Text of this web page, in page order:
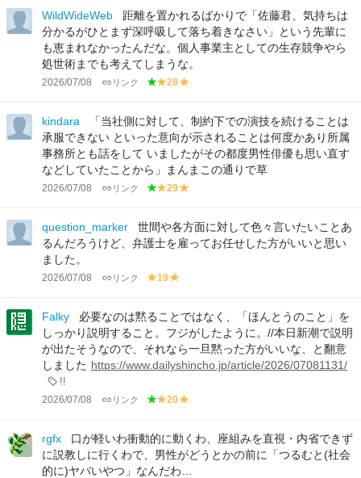
e
e
n
e
e
n
lo
w
lo
w
WildWideWeb
距離を置かれるばかりで「佐藤君、気持ちは
分かるがひとまず深呼吸して落ち着きなさい」という先輩に
も恵まれなかったんだな。個人事業主としての生存競争やら
処世術までも考えてしまうな。
2026/07/08 リンク
g
e
e
n
y
lo
w
28
w
kindara
「当社側に対して、制約下での演技を続けることは
承服できない といった意向が示されることは何度かあり所属
事務所とも話をして いましたがその都度男性俳優も思い直す
などしていたことから」まんまこの通りで草
2026/07/08 リンク
g
e
e
y
lo
w
29
lo
w
question_marker
世間や各方面に対して色々言いたいことあ
るんだろうけど、弁護士を雇ってお任せした方がいいと思い
ました。
2026/07/08 リンク
y
lo
w
19
lo
w
Falky
必要なのは黙ることではなく、「ほんとうのこと」を
しっかり説明すること。フジがしたように。//本日新潮で説明
が出たそうなので、それなら一旦黙った方がいいな、と翻意
しました https://www.dailyshincho.jp/article/2026/07081131/
!!
2026/07/08 リンク
g
e
n
y
lo
w
20
lo
w
rgfx
口が軽いわ衝動的に動くわ、座組みを直視・内省できず
に説教しに行くわで、男性がどうとかの前に「つるむと(社会
的に)ヤバいやつ」なんだわ…